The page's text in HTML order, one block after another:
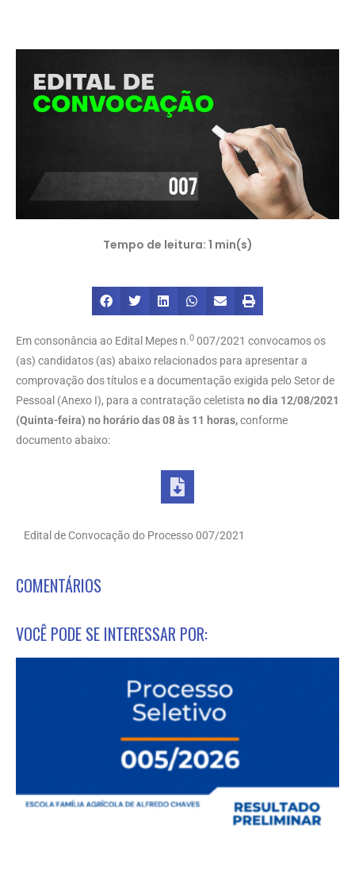
Em consonância ao Edital Mepes n.0 007/2021 convocamos os
(as) candidatos (as) abaixo relacionados para apresentar a
comprovação dos títulos e a documentação exigida pelo Setor de
Pessoal (Anexo I), para a contratação celetista no dia 12/08/2021
(Quinta-feira) no horário das 08 às 11 horas,conforme
documento abaixo:
Edital de Convocação do Processo 007/2021
COMENTÁRIOS
VOCÊ PODE SE INTERESSAR POR: